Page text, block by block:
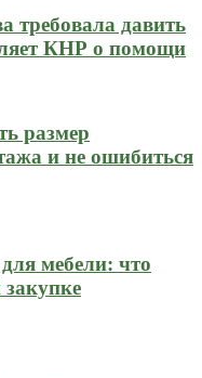
требовала давить
КНР о помощи
размер
и не ошибиться
мебели: что
закупке